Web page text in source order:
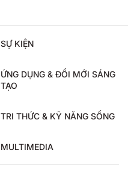
SỰ KIỆN
ỨNG DỤNG & ĐỔI MỚI SÁNG
TẠO
TRI THỨC & KỸ NĂNG SỐNG
MULTIMEDIA